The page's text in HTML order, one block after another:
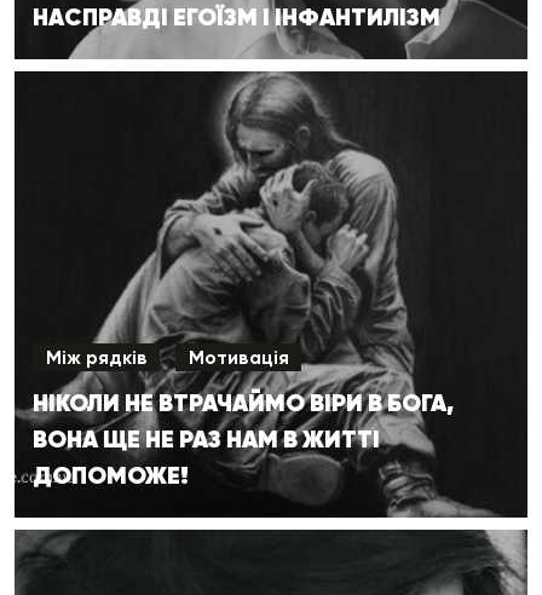
НАСПРАВДІ ЕГОЇЗМ І ІНФАНТИЛІЗМ
Між рядків Мотивація
НІКОЛИ НЕ ВТРАЧАЙМО ВІРИ В БОГА,
ВОНА ЩЕ НЕ РАЗ НАМ В ЖИТТІ
ДОПОМОЖЕ!